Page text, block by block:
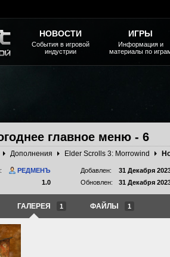
главное меню - 6
Дополнения Elder Scrolls 3: Morrowind
РЕДМЕНЪ
1.0
Добавлен:
31 Декабря
Обновлен:
31 Декабря
ГАЛЕРЕЯ 1 ФАЙЛЫ 1
НОВОСТИ
События в игровой
индустрии
ИГРЫ
Информация и
материалы по